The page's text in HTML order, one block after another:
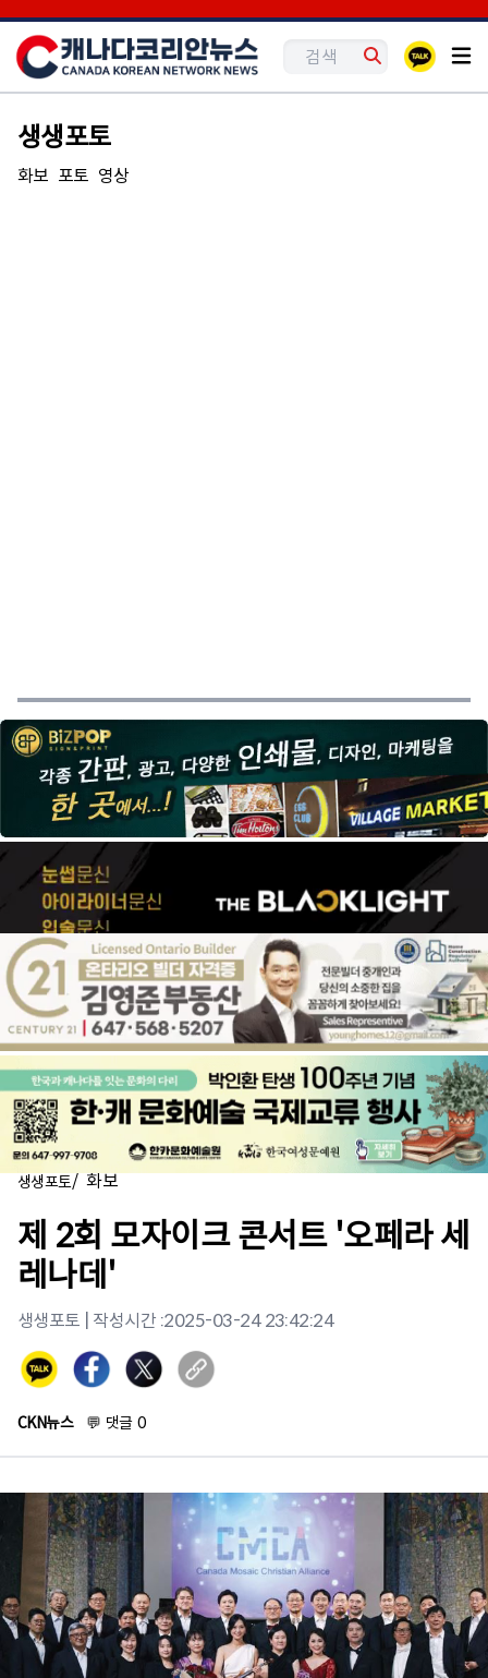
생생포토
화보 포토 영상
생생포토/ 화보
제 2회 모자이크 콘서트 '오페라 세
레나데'
생생포토 | 작성시간 :2025-03-24 23:42:24
CKN뉴스 💬 댓글 0